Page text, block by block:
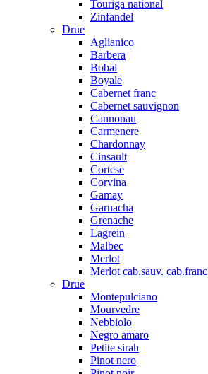
Touriga national
Zinfandel
Drue
Aglianico
Barbera
Bobal
Boyale
Cabernet franc
Cabernet sauvignon
Cannonau
Carmenere
Chardonnay
Cinsault
Cortese
Corvina
Gamay
Garnacha
Grenache
Lagrein
Malbec
Merlot
Merlot cab.sauv. cab.franc
Drue
Montepulciano
Mourvedre
Nebbiolo
Negro amaro
Petite sirah
Pinot nero